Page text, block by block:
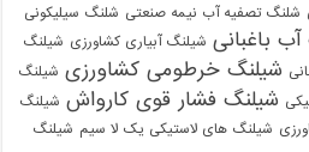
شلنگ تصفیه آب نیمه صنعتی شلنگ سیلیکونی
باغبانی شیلنگ آبیاری کشاورزی شیلنگ
شیلنگ خرطومی کشاورزی شیلنگ
شیلنگ فشار قوی کارواش شیلنگ
شیلنگ های لاستیکی یک لا سیم شیلنگ